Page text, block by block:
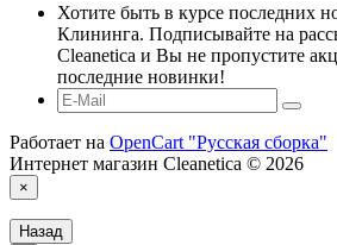
Хотите быть в курсе последних
Клининга. Подписывайте на
Cleanetica и Вы не пропустите
последние новинки!
Работает на OpenCart "Русская сборка"
Интернет магазин Cleanetica © 2026
×
Назад